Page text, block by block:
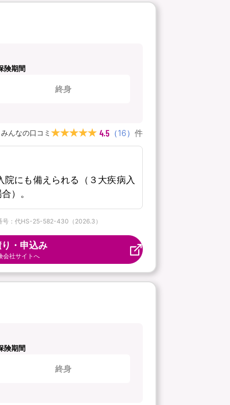
険期間
終身
みんなの口コミ 4.5 （16） 件
にも備えられる（３大疾病入
）。
号：代HS-25-582-430（2026.3）
り・申込み
会社サイトへ
険期間
終身